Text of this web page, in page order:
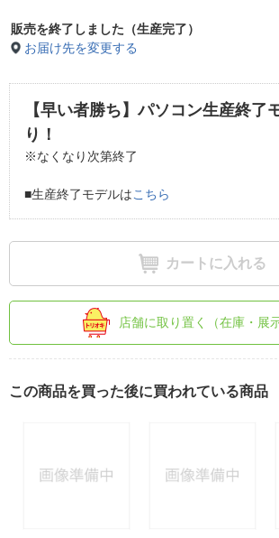
販売を終了しました（生産完了）
お届け先を変更する
【早い者勝ち】パソコン生産終了
り！
※なくなり次第終了
■生産終了モデルはこちら
カートに入れる
店舗に取り置く（在庫・展
この商品を買った後に買われている商品